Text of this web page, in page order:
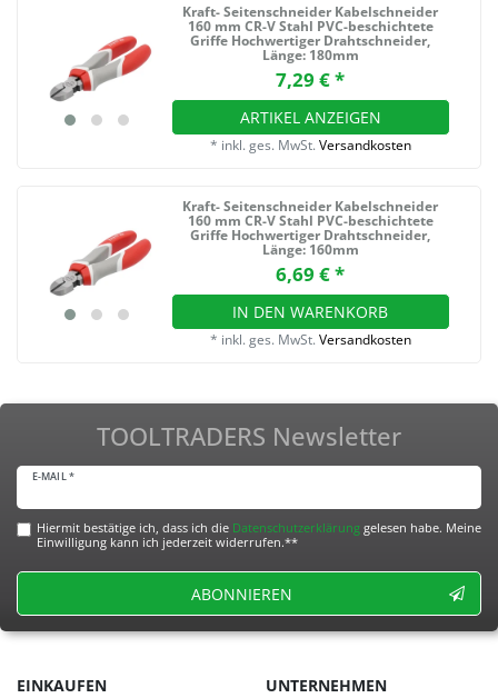
Kraft- Seitenschneider Kabelschneider
160 mm CR-V Stahl PVC-beschichtete
Griffe Hochwertiger Drahtschneider,
Länge: 180mm
7,29 € *
ARTIKEL ANZEIGEN
* inkl. ges. MwSt. Versandkosten
Kraft- Seitenschneider Kabelschneider
160 mm CR-V Stahl PVC-beschichtete
Griffe Hochwertiger Drahtschneider,
Länge: 160mm
6,69 € *
IN DEN WARENKORB
* inkl. ges. MwSt. Versandkosten
TOOLTRADERS Newsletter
E-MAIL *
Hiermit bestätige ich, dass ich die Daten­schutz­erklärunggelesen habe. Meine
Einwilligung kann ich jederzeit widerrufen.**
ABONNIEREN
EINKAUFEN UNTERNEHMEN